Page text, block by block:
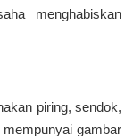
menghabiskan
piring, sendok,
gambar